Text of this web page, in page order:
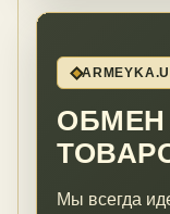
ОБМЕН
Мы всегда